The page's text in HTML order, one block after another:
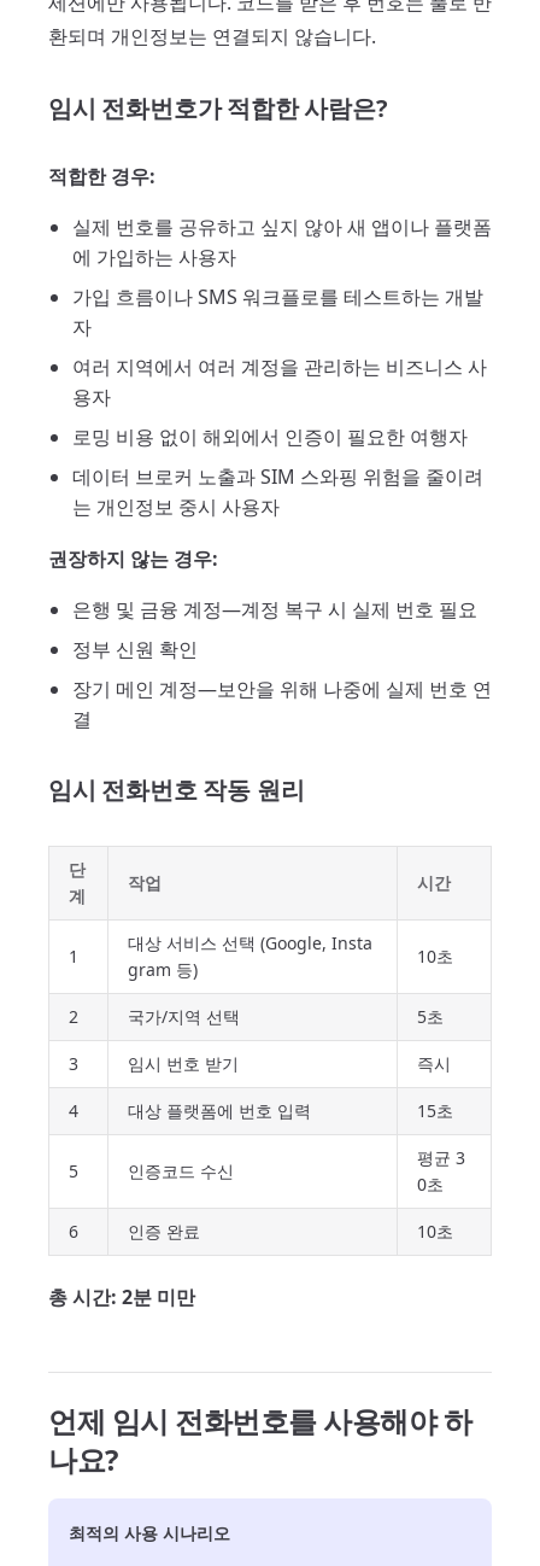
환되며 개인정보는 연결되지 않습니다.
임시 전화번호가 적합한 사람은?
적합한 경우:
실제 번호를 공유하고 싶지 않아 새 앱이나 플랫폼
에 가입하는 사용자
가입 흐름이나 SMS 워크플로를 테스트하는 개발
자
여러 지역에서 여러 계정을 관리하는 비즈니스 사
용자
로밍 비용 없이 해외에서 인증이 필요한 여행자
데이터 브로커 노출과 SIM 스와핑 위험을 줄이려
는 개인정보 중시 사용자
권장하지 않는 경우:
은행 및 금융 계정—계정 복구 시 실제 번호 필요
정부 신원 확인
장기 메인 계정—보안을 위해 나중에 실제 번호 연
결
임시 전화번호 작동 원리
단
계
작업 시간
1
대상 서비스 선택 (Google, Insta
gram 등)
10초
2 국가/지역 선택 5초
3 임시 번호 받기 즉시
4 대상 플랫폼에 번호 입력 15초
5 인증코드 수신
평균 3
0초
6 인증 완료 10초
총 시간: 2분 미만
언제 임시 전화번호를 사용해야 하
나요?
최적의 사용 시나리오